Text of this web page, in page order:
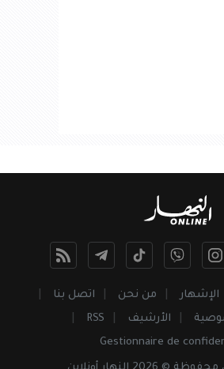
الإشهار من نحن
اتصل بنا
الأرشيف
RSS
Gestionnaire de